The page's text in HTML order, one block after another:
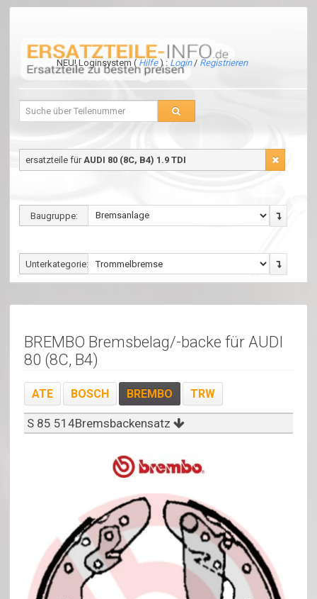
NEU! Loginsystem ( Hilfe) : Login/ Registrieren
ersatzteile fürAUDI 80 (8C, B4) 1.9 TDI
Baugruppe:
Unterkategorie:
BREMBO Bremsbelag/-backe für AUDI
80 (8C, B4)
ATE BOSCH BREMBO TRW
S 85 514Bremsbackensatz